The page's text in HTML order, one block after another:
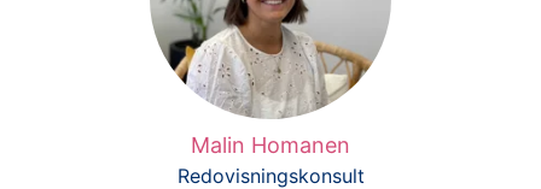
Malin Homanen
Redovisningskonsult